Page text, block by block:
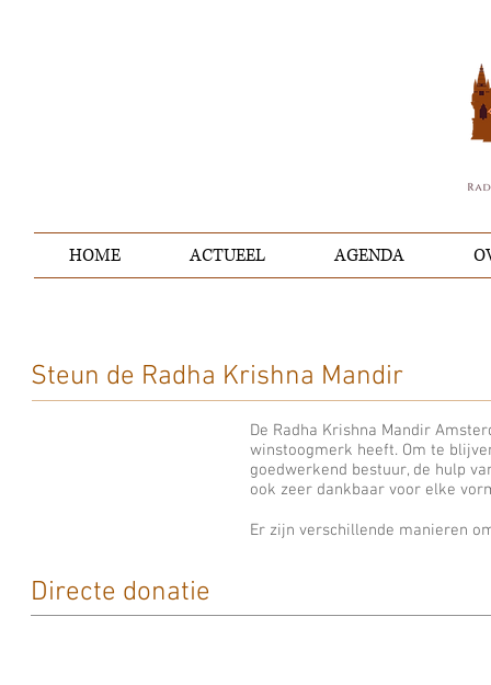
HOME ACTUEEL AGENDA
Steun de Radha Krishna Mandir
De Radha Krishna Mandir
winstoogmerk heeft. Om te
goedwerkend bestuur, de hulp
ook zeer dankbaar voor elke
Er zijn verschillende manieren
Directe donatie